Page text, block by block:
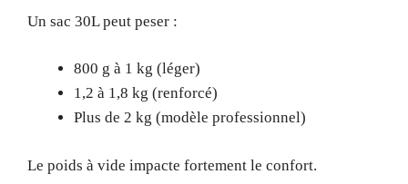
Un sac 30L peut peser :
800 g à 1 kg (léger)
1,2 à 1,8 kg (renforcé)
Plus de 2 kg (modèle professionnel)
Le poids à vide impacte fortement le confort.